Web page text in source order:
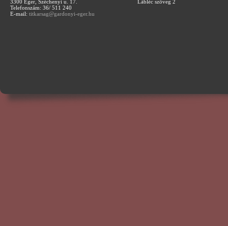
3300 Eger, Széchenyi u. 17.
Telefonszám: 36/ 511 240
E-mail: titkarsag@gardonyi-eger.hu
Lábléc szöveg 2